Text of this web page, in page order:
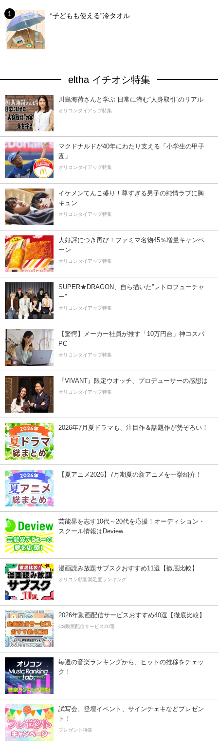
“子どもも使える”冷タオル
eltha イチオシ特集
川島海荷さんと学ぶ 日常に潜む“人身取引”のリアル
オリコンタイアップ特集
マクドナルドが40年にわたり支える「小学生の甲子
園」
オリコンタイアップ特集
イケメンてんこ盛り！尊すぎる男子の純情ラブに胸
キュン
オリコンタイアップ特集
大好評につき再び！ファミマ名物45％増量キャンペ
ーン
オリコンタイアップ特集
SUPER★DRAGON、自ら描いた”レトロフューチャ
ー”
オリコンタイアップ特集
【驚愕】メーカー社員が推す「10万円台」神コスパ
PC
オリコンタイアップ特集
『VIVANT』限定ウオッチ、プロデューサーの感想は
オリコンタイアップ特集
2026年7月夏ドラマも、注目作＆話題作が勢ぞろい！
【夏アニメ2026】7月期夏の新アニメを一挙紹介！
芸能界を志す10代～20代を応援！オーディション・
スクール情報はDeview
漫画読み放題サブスクおすすめ11選【徹底比較】
オリコン顧客満足度ランキング
2026年動画配信サービスおすすめ40選【徹底比較】
CS動画配信サービス20選
毎週の音楽ランキングから、ヒットの推移をチェッ
ク！
試写会、登壇イベント、サインチェキなどプレゼン
ト！
プレゼント特集